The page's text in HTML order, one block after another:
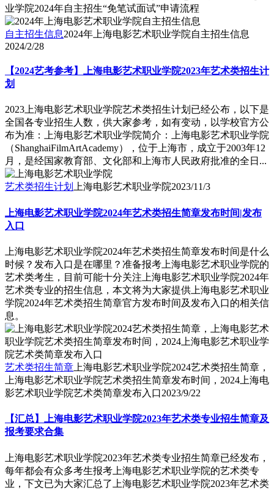
业学院2024年自主招生“免笔试面试”申请流程
自主招生信息2024年上海电影艺术职业学院自主招生信息
2024/2/28
【2024艺考参考】上海电影艺术职业学院2023年艺术类招生计
划
2023上海电影艺术职业学院艺术类招生计划已经公布，以下是
全国各专业招生人数，供大家参考，如有变动，以学校官方公
布为准：上海电影艺术职业学院简介：上海电影艺术职业学院
（ShanghaiFilmArtAcademy），位于上海市，成立于2003年12
月，是经国家教育部、文化部和上海市人民政府批准的全日...
艺术类招生计划 上海电影艺术职业学院2023/11/3
上海电影艺术职业学院2024年艺术类招生简章发布时间|发布
入口
上海电影艺术职业学院2024年艺术类招生简章发布时间是什么
时候？发布入口是在哪里？准备报考上海电影艺术职业学院的
艺术类考生，目前可能十分关注上海电影艺术职业学院2024年
艺术类专业的招生信息，本文将为大家提供上海电影艺术职业
学院2024年艺术类招生简章官方发布时间及发布入口的相关信
息。
艺术类招生简章 上海电影艺术职业学院2024艺术类招生简章，
上海电影艺术职业学院艺术类招生简章发布时间，2024上海电
影艺术职业学院艺术类简章发布入口2023/9/22
【汇总】上海电影艺术职业学院2023年艺术类专业招生简章及
报考要求合集
上海电影艺术职业学院2023年艺术类专业招生简章已经发布，
每年都会有众多考生报考上海电影艺术职业学院的艺术类专
业，下文已为大家汇总了上海电影艺术职业学院2023年艺术类